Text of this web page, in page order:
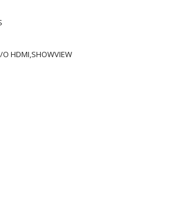
O HDMI,SHOWVIEW